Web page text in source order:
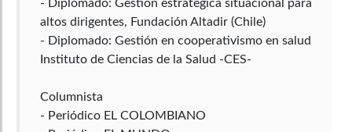
- Diplomado: Gestión estratégica situacional para
altos dirigentes, Fundación Altadir (Chile)
- Diplomado: Gestión en cooperativismo en salud
Instituto de Ciencias de la Salud -CES-
Columnista
- Periódico EL COLOMBIANO